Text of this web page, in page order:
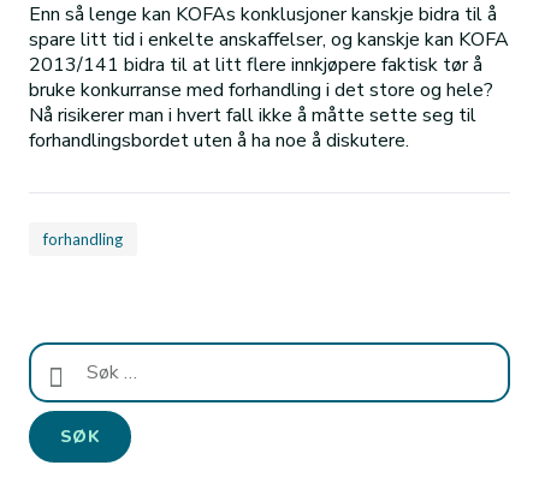
Enn så lenge kan KOFAs konklusjoner kanskje bidra til å
spare litt tid i enkelte anskaffelser, og kanskje kan KOFA
2013/141 bidra til at litt flere innkjøpere faktisk tør å
bruke konkurranse med forhandling i det store og hele?
Nå risikerer man i hvert fall ikke å måtte sette seg til
forhandlingsbordet uten å ha noe å diskutere.
forhandling
Søk
etter: